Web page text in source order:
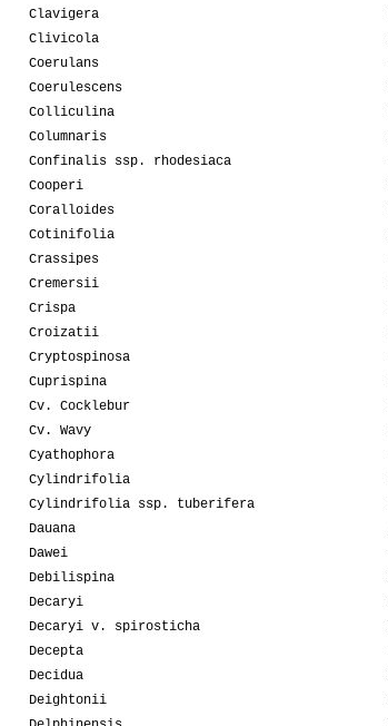
Clavigera
Clivicola
Coerulans
Coerulescens
Colliculina
Columnaris
Confinalis ssp. rhodesiaca
Cooperi
Coralloides
Cotinifolia
Crassipes
Cremersii
Crispa
Croizatii
Cryptospinosa
Cuprispina
Cv. Cocklebur
Cv. Wavy
Cyathophora
Cylindrifolia
Cylindrifolia ssp. tuberifera
Dauana
Dawei
Debilispina
Decaryi
Decaryi v. spirosticha
Decepta
Decidua
Deightonii